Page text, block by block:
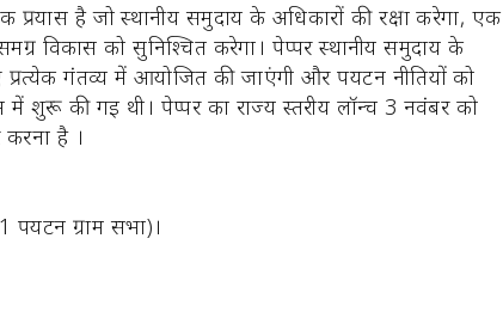
है जो स्थानीय समुदाय के अधिकारों की रक्षा करेगा, एक
विकास को सुनिश्चित करेगा। पेप्पर स्थानीय समुदाय के
गंतव्य में आयोजित की जाएंगी और पर्यटन नीतियों को
में शुरू की गई थी। पेप्पर का राज्य स्तरीय लॉन्च 3 नवंबर को
है ।
ग्राम सभा)।